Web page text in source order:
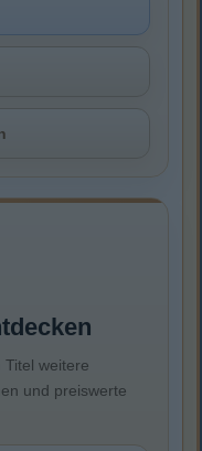
weitere
und preiswerte